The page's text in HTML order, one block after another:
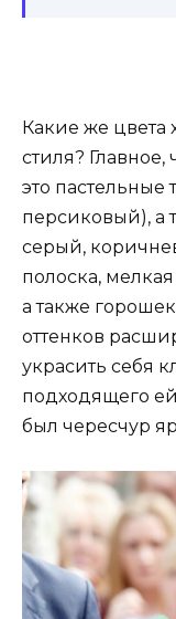
Какие же цвета
стиля?
это пастельные
персиковый), а
серый,
полоска,
а также
оттенков
украсить себя
подходящего ей
был чересчур